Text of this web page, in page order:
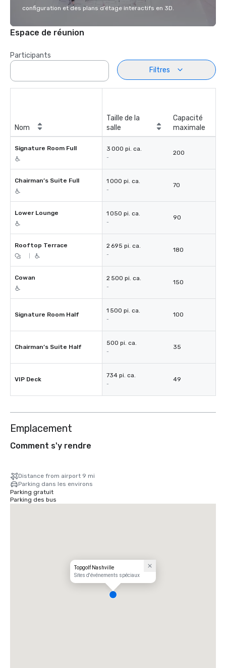
configuration et des plans d’étage interactifs en 3D.
Espace de réunion
Participants
Filtres
Nom
Taille de la
salle
Capacité
maximale
Signature Room Full 3 000 pi. ca.
-
200
Chairman’s Suite Full 1 000 pi. ca.
-
70
Lower Lounge 1 050 pi. ca.
-
90
Rooftop Terrace 2 695 pi. ca.
-
180
Cowan 2 500 pi. ca.
-
150
Signature Room Half
1 500 pi. ca.
-
100
Chairman’s Suite Half
500 pi. ca.
-
35
VIP Deck
734 pi. ca.
-
49
Emplacement
Comment s'y rendre
Distance from airport 9 mi
Parking dans les environs
Parking gratuit
Parking des bus
Topgolf Nashville
Sites d'événements spéciaux